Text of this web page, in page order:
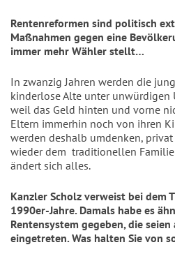
Rentenreformen sind politisch
Maßnahmen gegen eine
immer mehr Wähler stellt…
In zwanzig Jahren werden die
kinderlose Alte unter unwürdigen
weil das Geld hinten und vorne
Eltern immerhin noch von ihren
werden deshalb umdenken,
wieder dem traditionellen
ändert sich alles.
Kanzler Scholz verweist bei dem
1990er-Jahre. Damals habe es
Rentensystem gegeben, die
eingetreten. Was halten Sie von